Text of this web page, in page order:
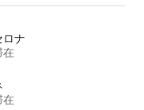
ロナ
在
在